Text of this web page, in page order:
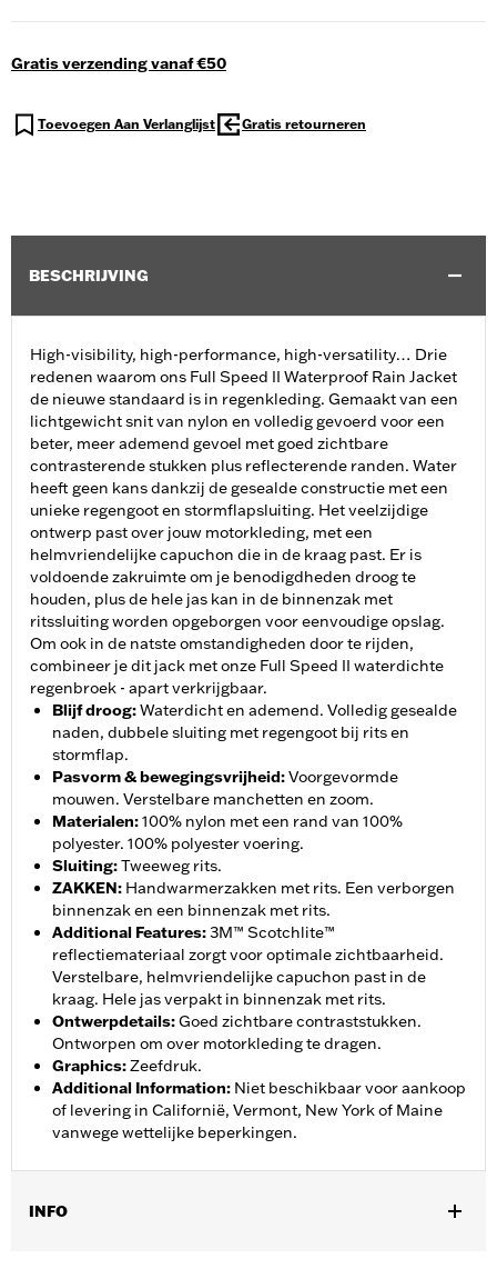
Gratis verzending vanaf €50
Toevoegen Aan Verlanglijst Gratis retourneren
BESCHRIJVING
High-visibility, high-performance, high-versatility… Drie
redenen waarom ons Full Speed II Waterproof Rain Jacket
de nieuwe standaard is in regenkleding. Gemaakt van een
lichtgewicht snit van nylon en volledig gevoerd voor een
beter, meer ademend gevoel met goed zichtbare
contrasterende stukken plus reflecterende randen. Water
heeft geen kans dankzij de gesealde constructie met een
unieke regengoot en stormflapsluiting. Het veelzijdige
ontwerp past over jouw motorkleding, met een
helmvriendelijke capuchon die in de kraag past. Er is
voldoende zakruimte om je benodigdheden droog te
houden, plus de hele jas kan in de binnenzak met
ritssluiting worden opgeborgen voor eenvoudige opslag.
Om ook in de natste omstandigheden door te rijden,
combineer je dit jack met onze Full Speed II waterdichte
regenbroek - apart verkrijgbaar.
Blijf droog:Waterdicht en ademend. Volledig gesealde
naden, dubbele sluiting met regengoot bij rits en
stormflap.
Pasvorm & bewegingsvrijheid:Voorgevormde
mouwen. Verstelbare manchetten en zoom.
Materialen:100% nylon met een rand van 100%
polyester. 100% polyester voering.
Sluiting:Tweeweg rits.
ZAKKEN: Handwarmerzakken met rits. Een verborgen
binnenzak en een binnenzak met rits.
Additional Features:3M™ Scotchlite™
reflectiemateriaal zorgt voor optimale zichtbaarheid.
Verstelbare, helmvriendelijke capuchon past in de
kraag. Hele jas verpakt in binnenzak met rits.
Ontwerpdetails:Goed zichtbare contraststukken.
Ontworpen om over motorkleding te dragen.
Graphics:Zeefdruk.
Additional Information: Niet beschikbaar voor aankoop
of levering in Californië, Vermont, New York of Maine
vanwege wettelijke beperkingen.
INFO